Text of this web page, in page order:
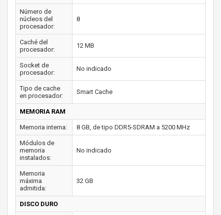
Número de
núcleos del
procesador:
8
Caché del
procesador:
12 MB
Socket de
procesador:
No indicado
Tipo de cache
en procesador:
Smart Cache
MEMORIA RAM
Memoria interna: 8 GB, de tipo DDR5-SDRAM a 5200 MHz
Módulos de
memoria
instalados:
No indicado
Memoria
máxima
admitida:
32 GB
DISCO DURO